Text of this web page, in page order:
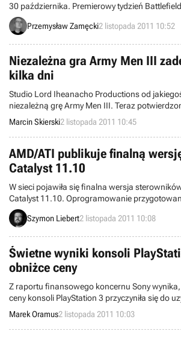
30 października. Premierowy tydzień
niezwykle udanych.
Przemysław Zamęcki2 listopada 2011 10:52
Niezależna gra Army Men III
kilka dni
Studio Lord Iheanacho Productions od
niezależną grę Army Men III. Teraz
produkcji i zaprezentowano ją w akcji na
Marcin Skierski2 listopada 2011 10:45
AMD/ATI publikuje finalną
Catalyst 11.10
W sieci pojawiła się finalna wersja
Catalyst 11.10. Oprogramowanie
AMD/ATI poprawia wiele błędów i zwiększa
grach jak Battlefield 3, Deus Ex: Bunt
Szymon Liebert2 listopada 2011 10:08
Świetne wyniki konsoli
obniżce ceny
Z raportu finansowego koncernu Sony
ceny konsoli PlayStation 3 przyczyniła się do
wyników i w efekcie liczba zamówionych przez
egzemplarzy zbliża się do poziomu Xboksa 360.
Marek Oramus2 listopada 2011 10:03